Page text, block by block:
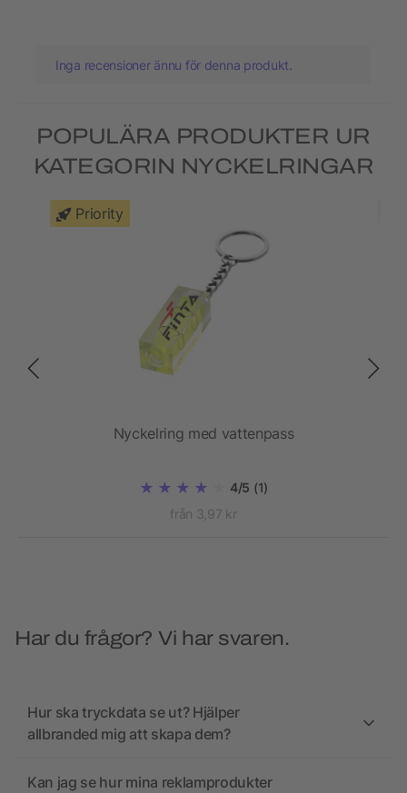
Inga recensioner ännu för denna produkt.
POPULÄRA PRODUKTER UR
KATEGORIN NYCKELRINGAR
Priority
Nyckelring med vattenpass
4/5 (1)
från 3,97 kr
Har du frågor? Vi har svaren.
Hur ska tryckdata se ut? Hjälper
allbranded mig att skapa dem?
Kan jag se hur mina reklamprodukter